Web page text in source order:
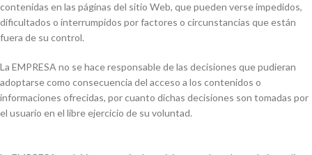
contenidas en las páginas del sitio Web, que pueden verse impedidos,
dificultados o interrumpidos por factores o circunstancias que están
fuera de su control.
La EMPRESA no se hace responsable de las decisiones que pudieran
adoptarse como consecuencia del acceso a los contenidos o
informaciones ofrecidas, por cuanto dichas decisiones son tomadas por
el usuario en el libre ejercicio de su voluntad.